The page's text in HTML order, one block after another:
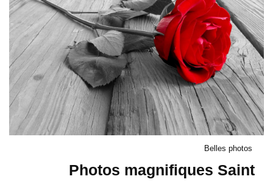
Belles photos
Photos magnifiques Saint